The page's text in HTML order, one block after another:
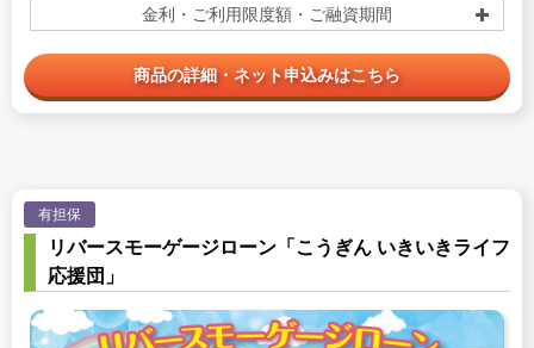
金利・ご利用限度額・ご融資期間
商品の詳細・ネット申込みはこちら
有担保
リバースモーゲージローン「こうぎん いきいきライフ
応援団」